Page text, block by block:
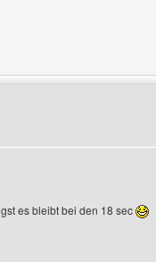
es bleibt bei den 18 sec